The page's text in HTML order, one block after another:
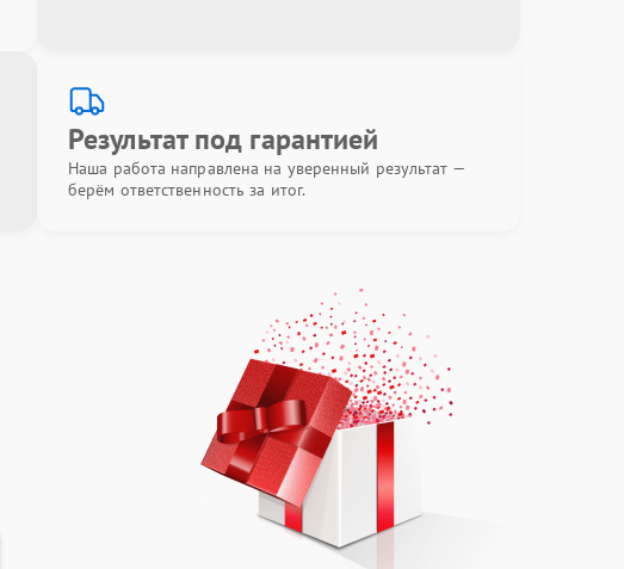
Результат под гарантией
Наша работа направлена на уверенный результат —
берём ответственность за итог.